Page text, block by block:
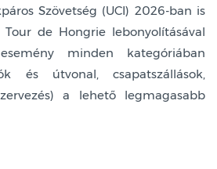
Szövetség (UCI) 2026-ban is
de Hongrie lebonyolításával
minden kategóriában
és útvonal, csapatszállások,
a lehető legmagasabb